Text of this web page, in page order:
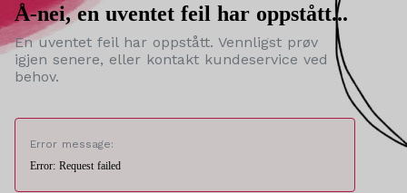
Å-nei, en uventet feil har oppstått...
En uventet feil har oppstått. Vennligst prøv
igjen senere, eller kontakt kundeservice ved
behov.
Error message:
Error: Request failed